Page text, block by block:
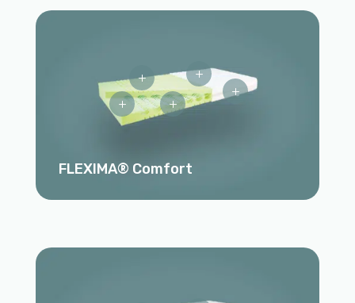
L
L
L
L
L
FLEXIMA® Comfort